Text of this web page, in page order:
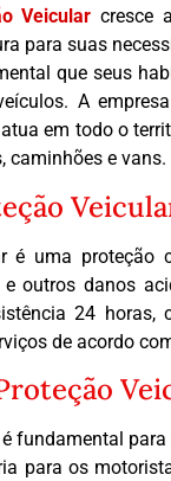
Veicular cresce
para suas
que seus
A
em todo o
caminhões e vans.
é uma proteção
e outros danos
24 horas,
de acordo
fundamental
para os